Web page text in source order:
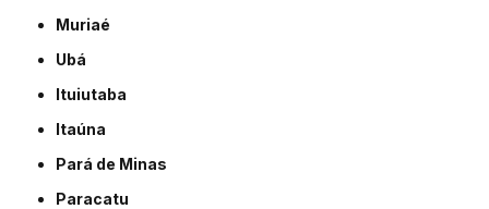
Muriaé
Ubá
Ituiutaba
Itaúna
Pará de Minas
Paracatu